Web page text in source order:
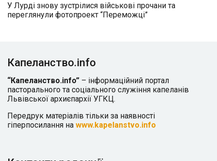
У Лурді знову зустрілися військові прочани та
переглянули фотопроект “Переможці”
Капеланство.info
“Капеланство.info” – інформаційний портал
пасторального та соціального служіння капеланів
Львівської архиєпархії УГКЦ.
Передрук матеріалів тільки за наявності
гіперпосилання на www.kapelanstvo.info